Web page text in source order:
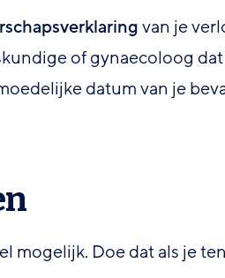
van je
of gynaecoloog
datum van je
mogelijk. Doe dat als je